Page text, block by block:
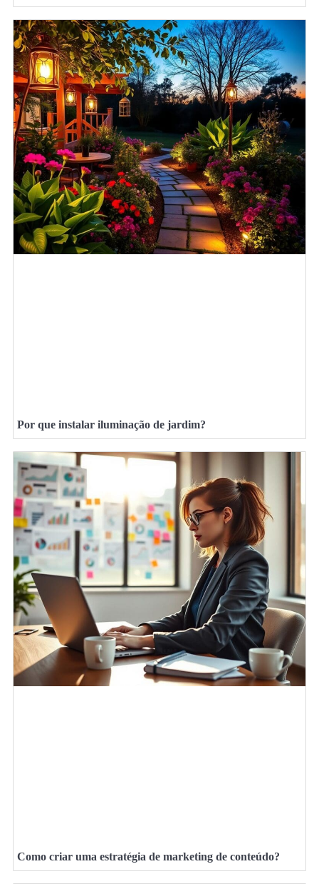
Por que instalar iluminação de jardim?
Como criar uma estratégia de marketing de conteúdo?